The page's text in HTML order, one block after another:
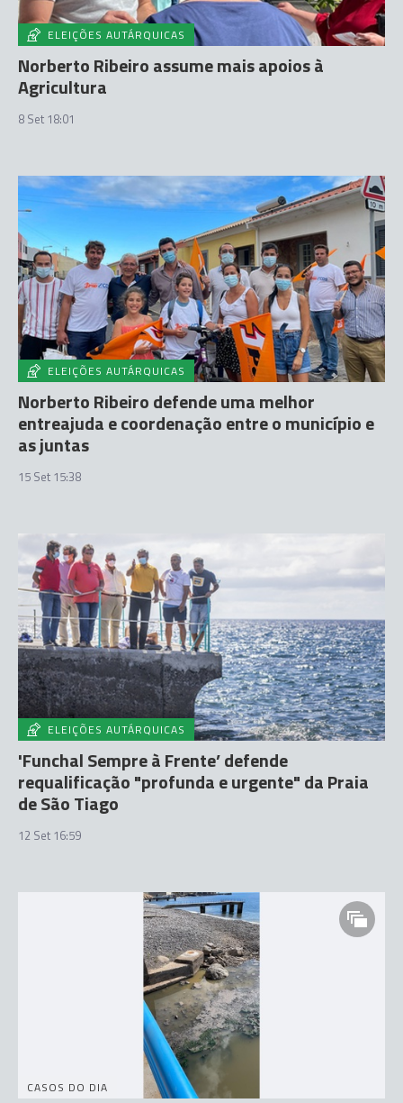
ELEIÇÕES AUTÁRQUICAS
Norberto Ribeiro assume mais apoios à
Agricultura
8 Set 18:01
ELEIÇÕES AUTÁRQUICAS
Norberto Ribeiro defende uma melhor
entreajuda e coordenação entre o município e
as juntas
15 Set 15:38
ELEIÇÕES AUTÁRQUICAS
'Funchal Sempre à Frente’ defende
requalificação "profunda e urgente" da Praia
de São Tiago
12 Set 16:59
CASOS DO DIA